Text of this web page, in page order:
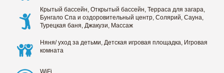
Крытый бассейн, Открытый бассейн, Терраса для загара,
Бунгало Спа и оздоровительный центр, Солярий, Сауна,
Турецкая баня, Джакузи, Массаж
Няня/ уход за детьми, Детская игровая площадка, Игровая
комната
WiFi